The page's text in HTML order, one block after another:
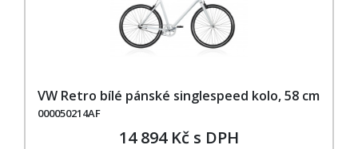
VW Retro bílé pánské singlespeed kolo, 58 cm
000050214AF
14 894 Kč s DPH